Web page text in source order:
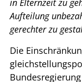
Aufteilung
gerechter zu
Die